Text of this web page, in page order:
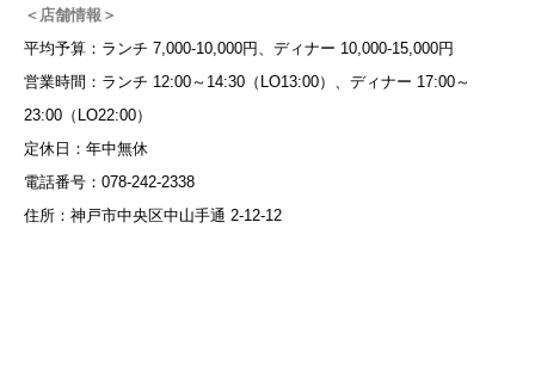
＜店舗情報＞
平均予算：ランチ 7,000-10,000円、ディナー 10,000-15,000円
営業時間：ランチ 12:00～14:30（LO13:00）、ディナー 17:00～
23:00（LO22:00）
定休日：年中無休
電話番号：078-242-2338
住所：神戸市中央区中山手通 2-12-12